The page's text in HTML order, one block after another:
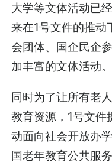
大学等文体活动已
来在1号文件的推动
会团体、国企民企
加丰富的文体活动。
同时为了让所有老
教育资源，1号文件
动面向社会开放办
国老年教育公共服